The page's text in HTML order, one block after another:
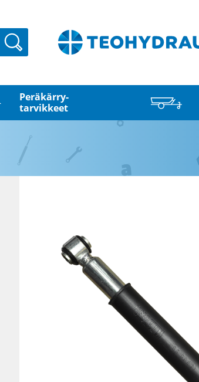
Haku
Peräkärry­
tarvikkeet